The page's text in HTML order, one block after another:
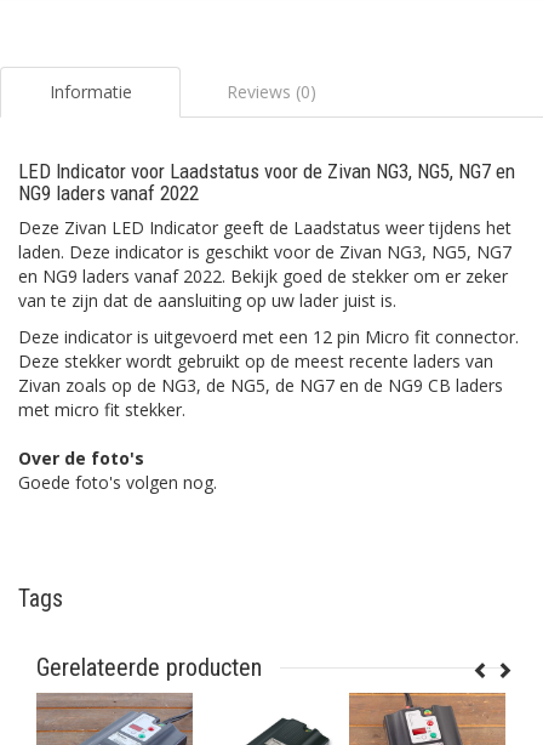
Informatie Reviews (0)
LED Indicator voor Laadstatus voor de Zivan NG3, NG5, NG7 en
NG9 laders vanaf 2022
Deze Zivan LED Indicator geeft de Laadstatus weer tijdens het
laden. Deze indicator is geschikt voor de Zivan NG3, NG5, NG7
en NG9 laders vanaf 2022. Bekijk goed de stekker om er zeker
van te zijn dat de aansluiting op uw lader juist is.
Deze indicator is uitgevoerd met een 12 pin Micro fit connector.
Deze stekker wordt gebruikt op de meest recente laders van
Zivan zoals op de NG3, de NG5, de NG7 en de NG9 CB laders
met micro fit stekker.
Over de foto's
Goede foto's volgen nog.
Tags
Gerelateerde producten